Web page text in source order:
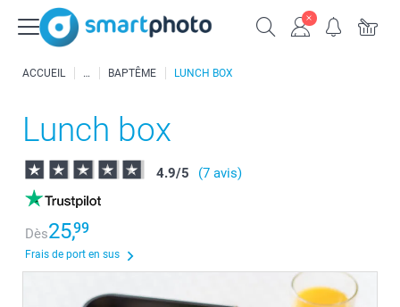
ACCUEIL BAPTÊME LUNCH BOX
Lunch box
4.9/5 (7 avis)
Dès25,99
Frais de port en sus